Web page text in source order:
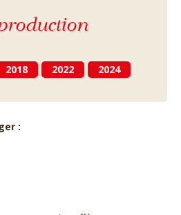
2018 2022 2024
: